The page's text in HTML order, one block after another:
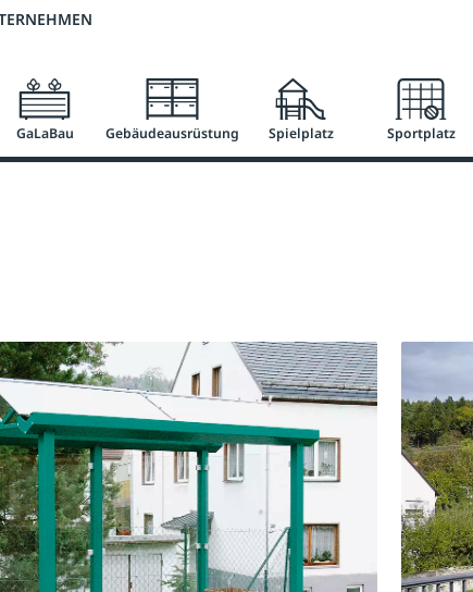
versandkostenfrei ab 50 €
GaLaBau Gebäudeausrüstung Spielplatz Sportplatz